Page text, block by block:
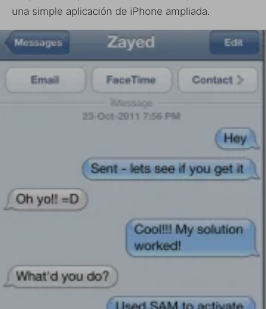
una simple aplicación de iPhone ampliada.